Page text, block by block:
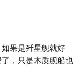
果是歼星舰就好
，只是木质舰船也